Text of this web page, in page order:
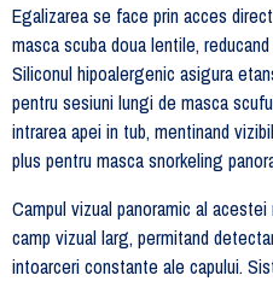
Egalizarea se face prin acces
masca scuba doua lentile,
Siliconul hipoalergenic asigura
pentru sesiuni lungi de masca
intrarea apei in tub, mentinand
plus pentru masca snorkeling
Campul vizual panoramic al
camp vizual larg, permitand
intoarceri constante ale capului.